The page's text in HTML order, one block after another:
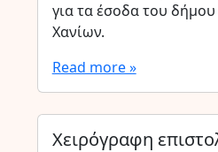
για τα έσοδα του
Χανίων.
Read more »
Χειρόγραφη